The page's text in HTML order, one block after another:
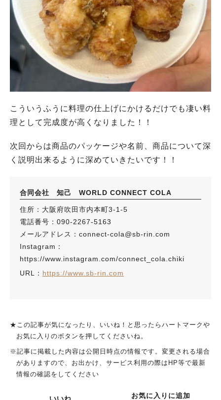
こういうふうに料理の仕上げにかけるだけでも凄い料
理として完成度が高くなりました！！
次回からは商品のパッケージや名前、商品について深
く説明出来るように深めていきたいです！！
合同会社 知己 WORLD CONNECT COLA
住所：大阪府吹田市内本町3-1-5
電話番号：090‐2267‐5163
メールアドレス：connect-cola@sb-rin.com
Instagram：
https://www.instagram.com/connect_cola.chiki
URL： https://www.sb-rin.com
★この記事が気になったり、いいね！と思ったらハートマークや
お気に入りのボタンを押してくださいね。
※記事に掲載した内容は公開日時点の情報です。変更される場合
がありますので、お出かけ、サービス利用の際はHP等で最新
情報の確認をしてください
お気に入りに追加